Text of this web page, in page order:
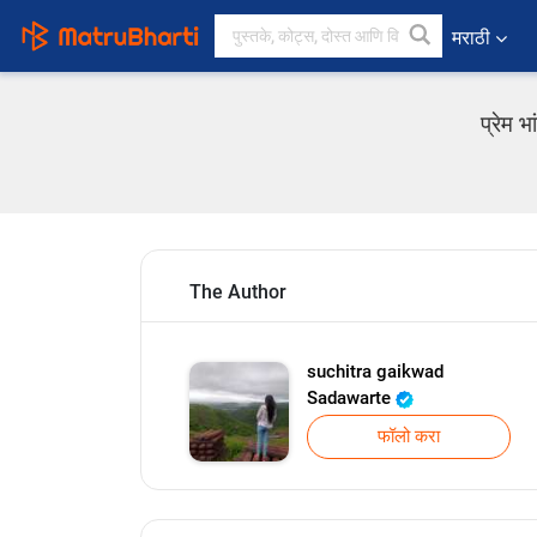
मराठी
प्रेम
The Author
suchitra gaikwad
Sadawarte
फॉलो करा